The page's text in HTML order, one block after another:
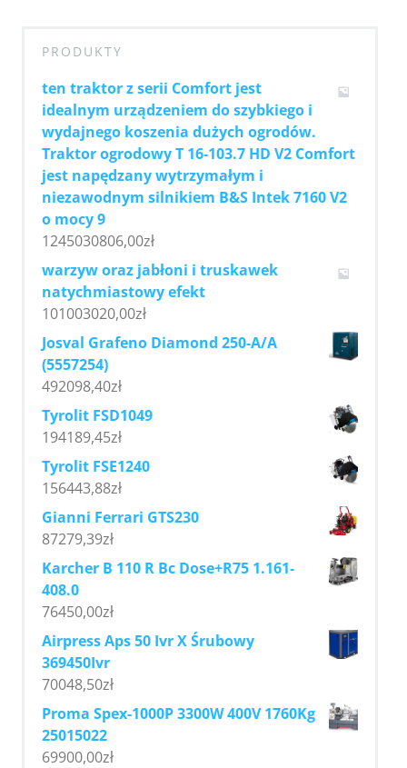
PRODUKTY
ten traktor z serii Comfort jest
idealnym urządzeniem do szybkiego i
wydajnego koszenia dużych ogrodów.
Traktor ogrodowy T 16-103.7 HD V2 Comfort
jest napędzany wytrzymałym i
niezawodnym silnikiem B&S Intek 7160 V2
o mocy 9
1245030806,00zł
warzyw oraz jabłoni i truskawek
natychmiastowy efekt
101003020,00zł
Josval Grafeno Diamond 250-A/A
(5557254)
492098,40zł
Tyrolit FSD1049
194189,45zł
Tyrolit FSE1240
156443,88zł
Gianni Ferrari GTS230
87279,39zł
Karcher B 110 R Bc Dose+R75 1.161-
408.0
76450,00zł
Airpress Aps 50 Ivr X Śrubowy
369450Ivr
70048,50zł
Proma Spex-1000P 3300W 400V 1760Kg
25015022
69900,00zł